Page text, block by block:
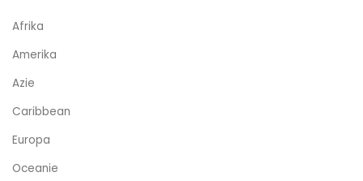
Afrika
Amerika
Azie
Caribbean
Europa
Oceanie